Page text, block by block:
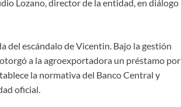
Lozano, director de la entidad, en diálogo
del escándalo de Vicentin. Bajo la gestión
a la agroexportadora un préstamo por
la normativa del Banco Central y
oficial.